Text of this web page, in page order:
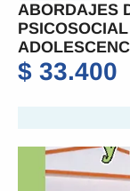
ABORDAJES
$ 33.400